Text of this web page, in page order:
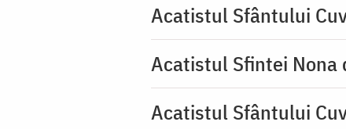
Acatistul Sfântului
Acatistul Sfintei Nona
Acatistul Sfântului